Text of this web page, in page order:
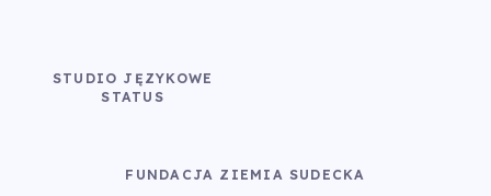
STUDIO JĘZYKOWE
STATUS
FUNDACJA ZIEMIA SUDECKA